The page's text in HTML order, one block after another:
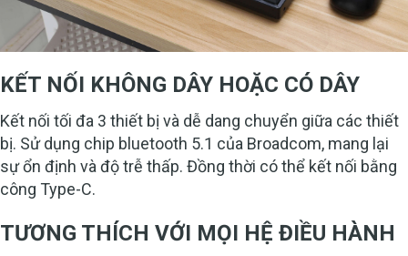
KẾT NỐI KHÔNG DÂY HOẶC CÓ DÂY
Kết nối tối đa 3 thiết bị và dễ dang chuyển giữa các thiết
bị. Sử dụng chip bluetooth 5.1 của Broadcom, mang lại
sự ổn định và độ trễ thấp. Đồng thời có thể kết nối bằng
công Type-C.
TƯƠNG THÍCH VỚI MỌI HỆ ĐIỀU HÀNH